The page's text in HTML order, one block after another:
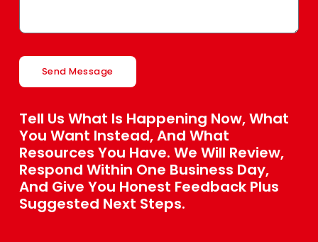
Send Message
Tell Us What Is Happening Now, What
You Want Instead, And What
Resources You Have. We Will Review,
Respond Within One Business Day,
And Give You Honest Feedback Plus
Suggested Next Steps.